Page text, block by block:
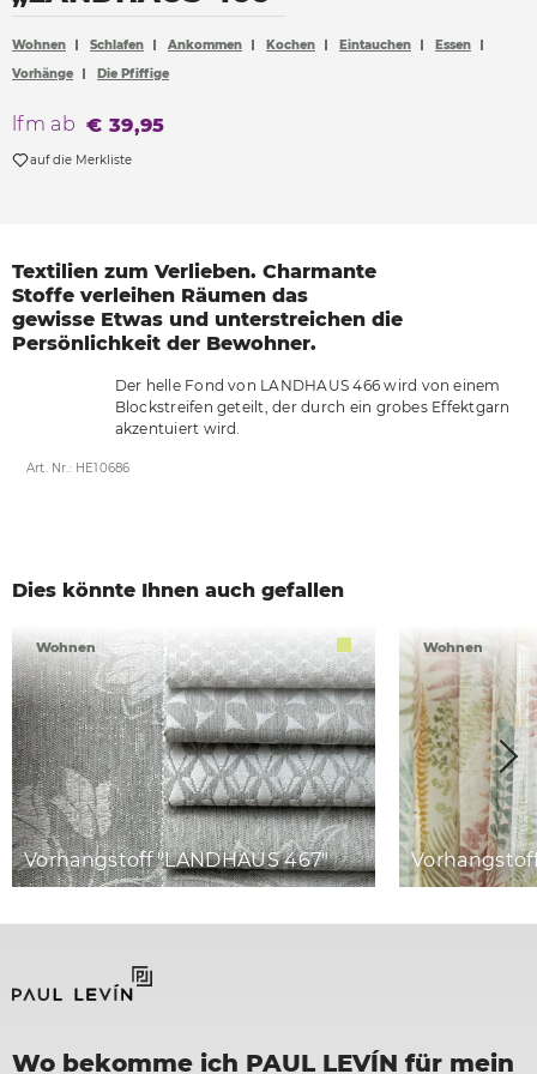
Wohnen Schlafen Ankommen Kochen Eintauchen
Essen
Vorhänge
Die Pfiffige
lfm ab € 39,95
auf die Merkliste
Textilien zum Verlieben. Charmante
Stoffe verleihen Räumen das
gewisse Etwas und unterstreichen die
Persönlichkeit der Bewohner.
Art. Nr.: HE10686
Der helle Fond von LANDHAUS 466 wird von einem
Blockstreifen geteilt, der durch ein grobes Effektgarn
akzentuiert wird.
Dies könnte Ihnen auch gefallen
Vorhangstoff "LANDHAUS 467"
Wohnen Wohnen
Wo bekomme ich PAUL LEVÍN für mein